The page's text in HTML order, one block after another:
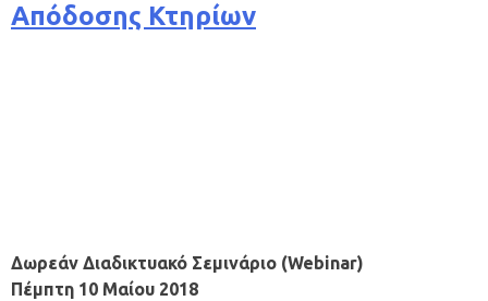
Απόδοσης Κτηρίων
Δωρεάν Διαδικτυακό Σεμινάριο (Webinar)
Πέμπτη 10 Μαίου 2018